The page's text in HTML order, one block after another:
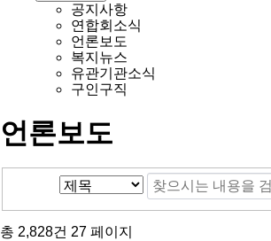
공지사항
연합회소식
언론보도
복지뉴스
유관기관소식
구인구직
언론보도
총 2,828건 27 페이지